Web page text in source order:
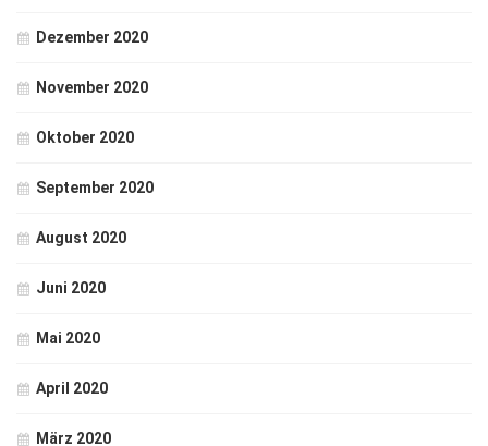
Dezember 2020
November 2020
Oktober 2020
September 2020
August 2020
Juni 2020
Mai 2020
April 2020
März 2020